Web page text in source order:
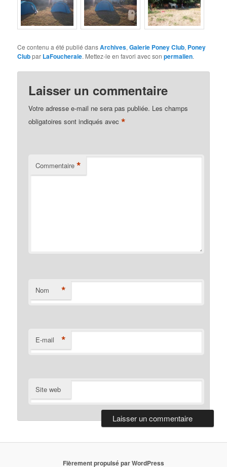
Ce contenu a été publié dansArchives,Galerie Poney Club, Poney
Clubpar LaFoucheraie. Mettez-le en favori avec sonpermalien.
Laisser un commentaire
Votre adresse e-mail ne sera pas publiée. Les champs
obligatoires sont indiqués avec*
Commentaire *
Nom *
E-mail *
Site web
Fièrement propulsé par WordPress